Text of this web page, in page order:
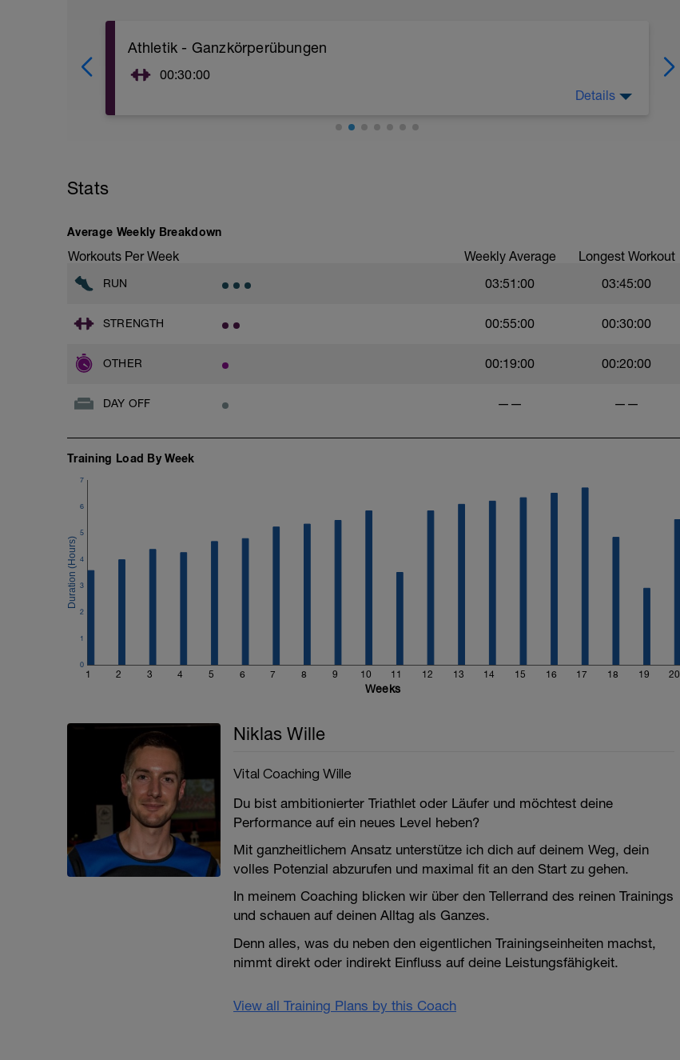
Athletik - Ganzkörperübungen
00:30:00
Details
Stats
Average Weekly Breakdown
Workouts Per Week Weekly Average Longest Workout
RUN 03:51:00 03:45:00
STRENGTH 00:55:00 00:30:00
OTHER 00:19:00 00:20:00
DAY OFF —— ——
Training Load By Week
1 2 3 4 5 6 7 8 9 10 11 12 13 14 15 16 17 18 19 20
0
1
2
3
4
5
6
7
Weeks
Niklas Wille
Vital Coaching Wille
Du bist ambitionierter Triathlet oder Läufer und möchtest deine
Performance auf ein neues Level heben?
Mit ganzheitlichem Ansatz unterstütze ich dich auf deinem Weg, dein
volles Potenzial abzurufen und maximal fit an den Start zu gehen.
In meinem Coaching blicken wir über den Tellerrand des reinen Trainings
und schauen auf deinen Alltag als Ganzes.
Denn alles, was du neben den eigentlichen Trainingseinheiten machst,
nimmt direkt oder indirekt Einfluss auf deine Leistungsfähigkeit.
View all Training Plans by this Coach